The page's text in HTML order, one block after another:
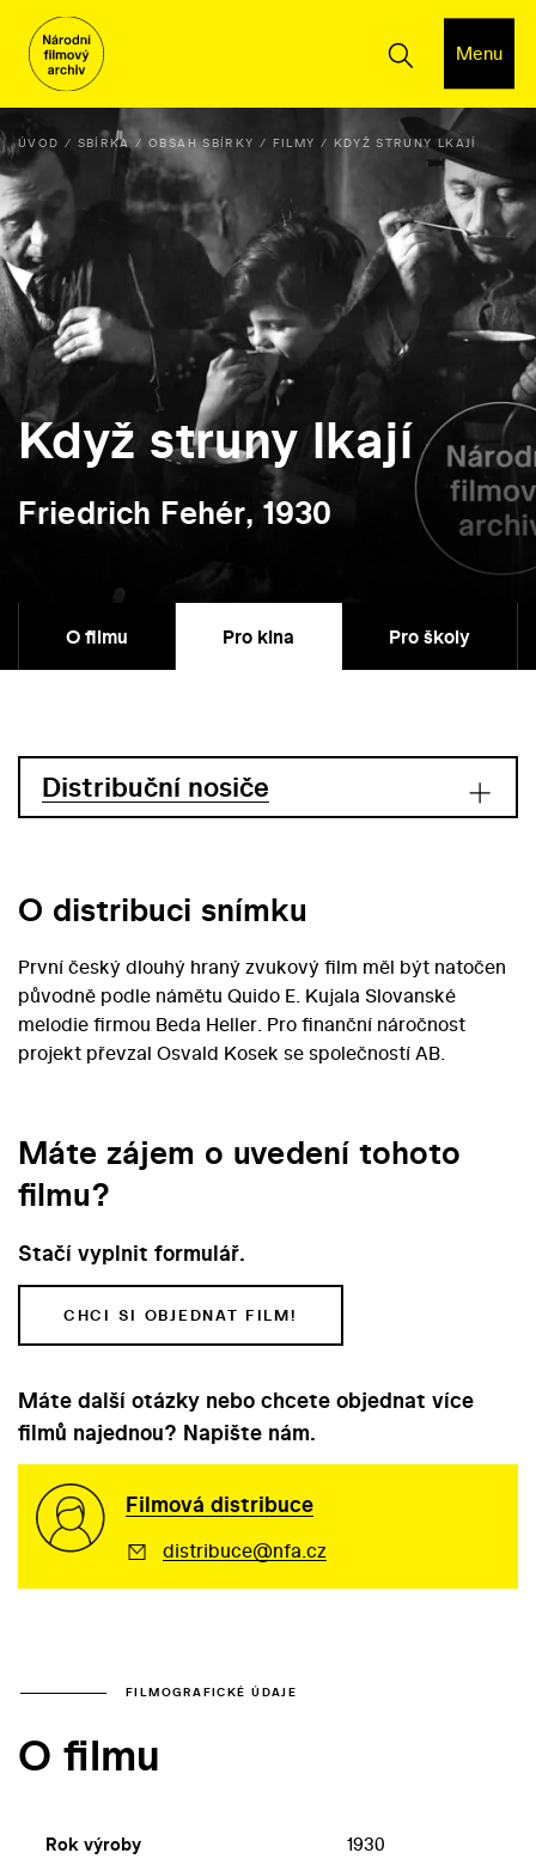
Menu
ÚVOD SBÍRKA OBSAH SBÍRKY FILMY KDYŽ STRUNY LKAJÍ
Když struny lkají
Friedrich Fehér, 1930
O filmu Pro kina Pro školy
Distribuční nosiče
O distribuci snímku
První český dlouhý hraný zvukový film měl být natočen
původně podle námětu Quido E. Kujala Slovanské
melodie firmou Beda Heller. Pro finanční náročnost
projekt převzal Osvald Kosek se společností AB.
Máte zájem o uvedení tohoto
filmu?
Stačí vyplnit formulář.
CHCI SI OBJEDNAT FILM!
Máte další otázky nebo chcete objednat více
filmů najednou? Napište nám.
Filmová distribuce
distribuce@nfa.cz
FILMOGRAFICKÉ ÚDAJE
O filmu
Rok výroby 1930